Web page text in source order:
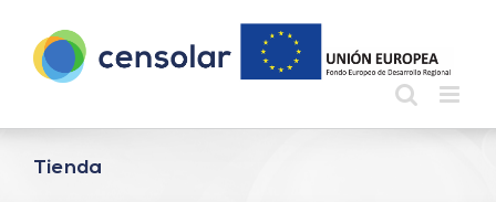
contenido
Tienda